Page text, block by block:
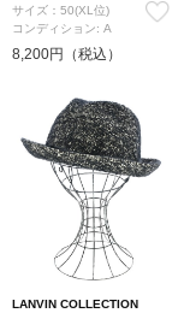
サイズ：50(XL位)
コンディション: A
8,200円（税込）
LANVIN COLLECTION